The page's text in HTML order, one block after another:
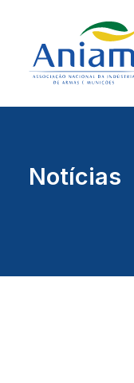
Notícias